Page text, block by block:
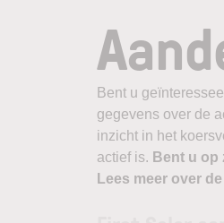
Bent u
gegevens over de
inzicht in het
actief is. Bent u op
Lees meer over